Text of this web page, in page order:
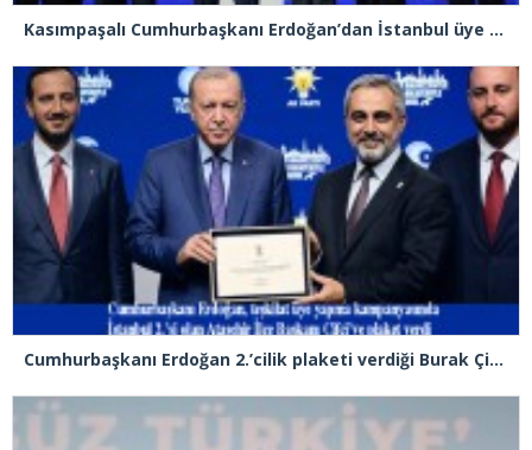
Kasımpaşalı Cumhurbaşkanı Erdoğan’dan İstanbul üye birincisi Beyoğlu İlçe Başkanı Kasım Fırat’a plaket
Cumhurbaşkanı Erdoğan 2.’cilik plaketi verdiği Burak Çifci’den Ataşehir seçimlerini kazanma sözünü aldı